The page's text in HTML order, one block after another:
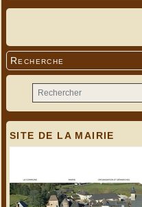
Recherche
SITE DE LA MAIRIE